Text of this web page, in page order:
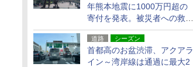
年熊本地震に1000万円超の
寄付を発表。被災者への救援
活動・復旧支援
道路 シーズン
首都高のお盆渋滞、アクアラ
イン～湾岸線は通過に最大2